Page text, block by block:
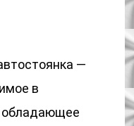
—
в
обладающее